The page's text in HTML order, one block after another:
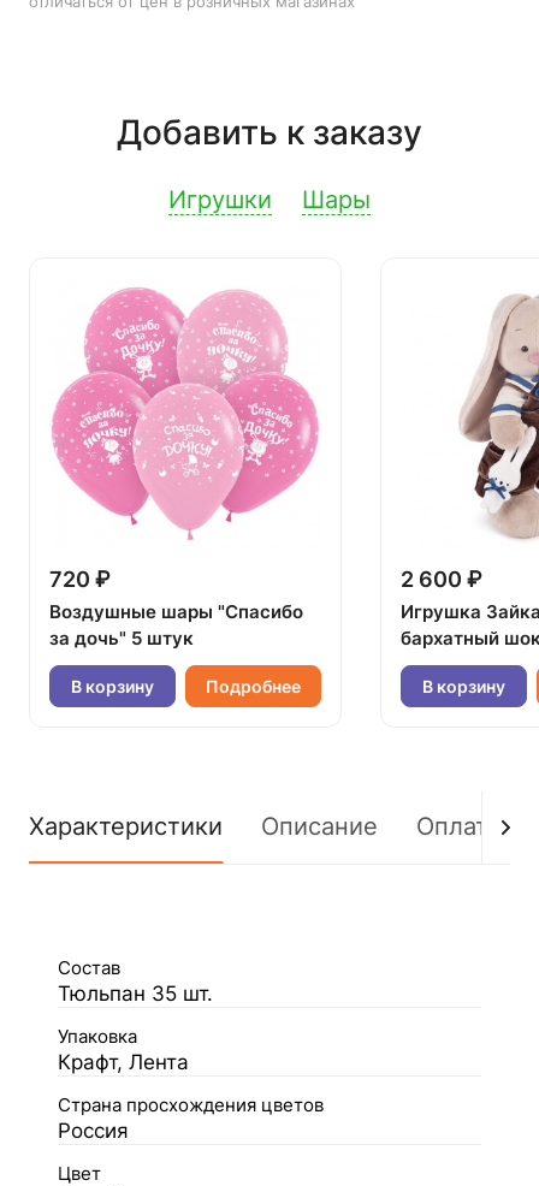
Добавить к заказу
Игрушки Шары
720 ₽
Воздушные шары "Спасибо
за дочь" 5 штук
В корзину Подробнее
2 600 ₽
Игрушка
бархатный
В корзину
Характеристики Описание Оплата
Состав
Тюльпан 35 шт.
Упаковка
Крафт, Лента
Страна просхождения цветов
Россия
Цвет